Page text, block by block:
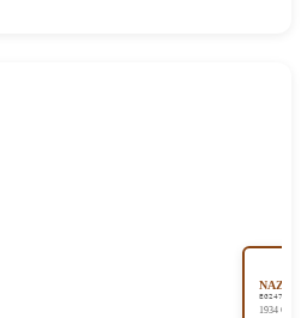
EG247 RAS
1934